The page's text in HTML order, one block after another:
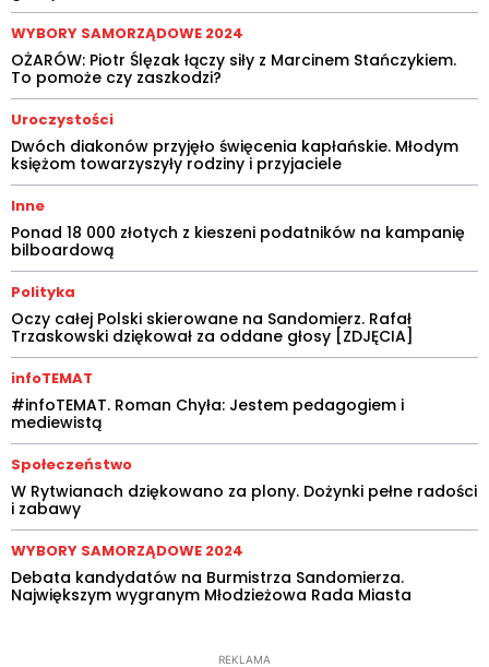
WYBORY SAMORZĄDOWE 2024
OŻARÓW: Piotr Ślęzak łączy siły z Marcinem Stańczykiem.
To pomoże czy zaszkodzi?
Uroczystości
Dwóch diakonów przyjęło święcenia kapłańskie. Młodym
księżom towarzyszyły rodziny i przyjaciele
Inne
Ponad 18 000 złotych z kieszeni podatników na kampanię
bilboardową
Polityka
Oczy całej Polski skierowane na Sandomierz. Rafał
Trzaskowski dziękował za oddane głosy [ZDJĘCIA]
infoTEMAT
#infoTEMAT. Roman Chyła: Jestem pedagogiem i
mediewistą
Społeczeństwo
W Rytwianach dziękowano za plony. Dożynki pełne radości
i zabawy
WYBORY SAMORZĄDOWE 2024
Debata kandydatów na Burmistrza Sandomierza.
Największym wygranym Młodzieżowa Rada Miasta
REKLAMA